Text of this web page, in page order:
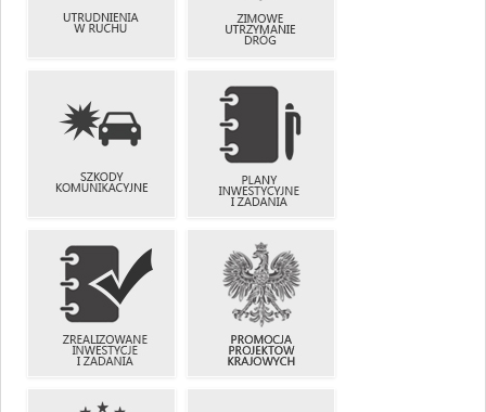
UTRUDNIENIA
W RUCHU
ZIMOWE
UTRZYMANIE
DRÓG
SZKODY
KOMUNIKACYJNE
PLANY
INWESTYCYJNE
I ZADANIA